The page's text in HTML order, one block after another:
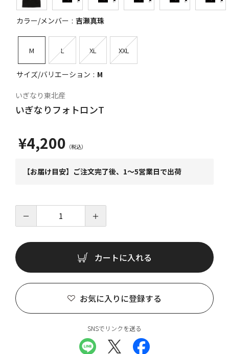
カラー/メンバー 吉瀬真珠
M L XL XXL
サイズ/バリエーション M
いぎなり東北産
いぎなりフォトロンT
¥4,200
【お届け目安】ご注文完了後、1～5営業日で出荷
－ ＋
カートに入れる
お気に入りに登録する
SNSでリンクを送る